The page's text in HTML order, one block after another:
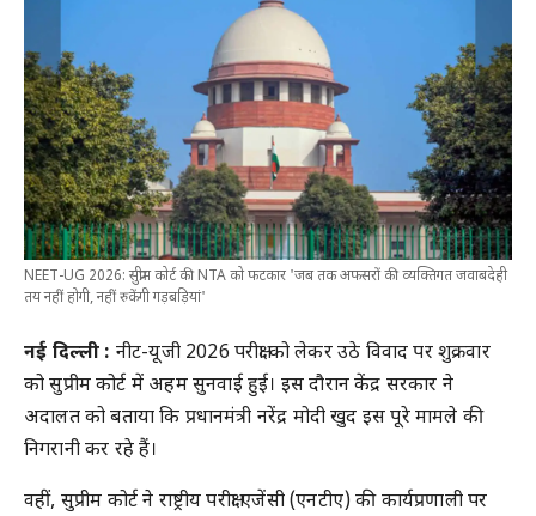
कारोबार
NEET-UG 2026: सुप्रीम कोर्ट की NTA को फटकार 'जब तक अफसरों की व्यक्तिगत जवाबदेही
तय नहीं होगी, नहीं रुकेंगी गड़बड़ियां'
नई दिल्ली : नीट-यूजी 2026 परीक्षा को लेकर उठे विवाद पर शुक्रवार
को सुप्रीम कोर्ट में अहम सुनवाई हुई। इस दौरान केंद्र सरकार ने
अदालत को बताया कि प्रधानमंत्री नरेंद्र मोदी खुद इस पूरे मामले की
निगरानी कर रहे हैं।
वहीं, सुप्रीम कोर्ट ने राष्ट्रीय परीक्षा एजेंसी (एनटीए) की कार्यप्रणाली पर